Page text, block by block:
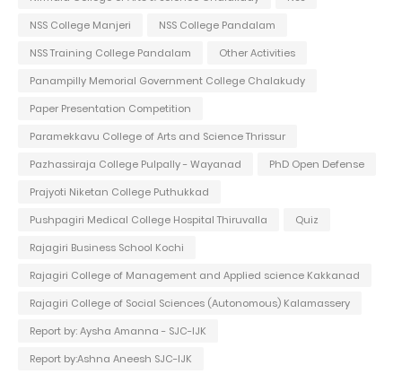
NSS College Manjeri
NSS College Pandalam
NSS Training College Pandalam
Other Activities
Panampilly Memorial Government College Chalakudy
Paper Presentation Competition
Paramekkavu College of Arts and Science Thrissur
Pazhassiraja College Pulpally - Wayanad
PhD Open Defense
Prajyoti Niketan College Puthukkad
Pushpagiri Medical College Hospital Thiruvalla
Quiz
Rajagiri Business School Kochi
Rajagiri College of Management and Applied science Kakkanad
Rajagiri College of Social Sciences (Autonomous) Kalamassery
Report by: Aysha Amanna - SJC-IJK
Report by:Ashna Aneesh SJC-IJK